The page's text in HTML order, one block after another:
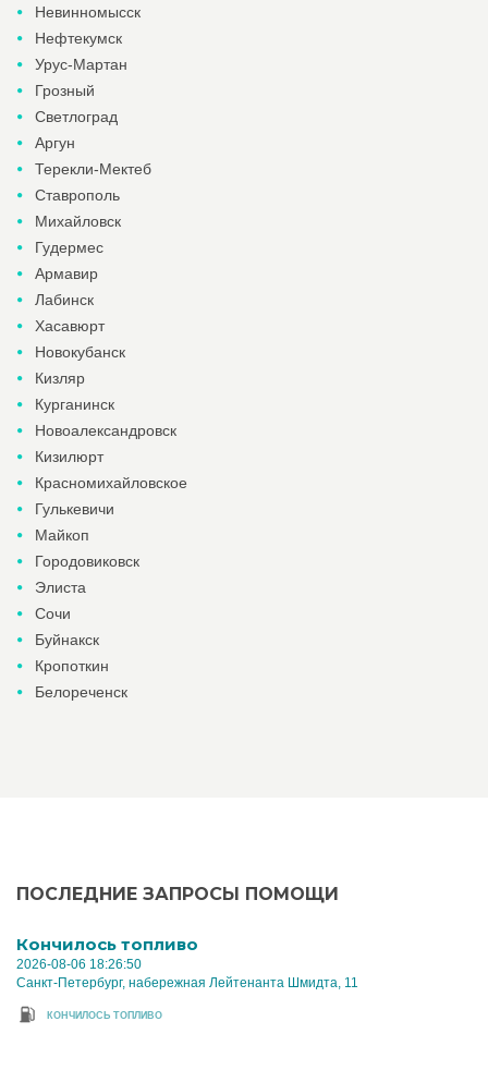
Невинномысск
Нефтекумск
Урус-Мартан
Грозный
Светлоград
Аргун
Терекли-Мектеб
Ставрополь
Михайловск
Гудермес
Армавир
Лабинск
Хасавюрт
Новокубанск
Кизляр
Курганинск
Новоалександровск
Кизилюрт
Красномихайловское
Гулькевичи
Майкоп
Городовиковск
Элиста
Сочи
Буйнакск
Кропоткин
Белореченск
ПОСЛЕДНИЕ ЗАПРОСЫ ПОМОЩИ
Кончилось топливо
2026-08-06 18:26:50
Санкт-Петербург, набережная Лейтенанта Шмидта, 11
КОНЧИЛОСЬ ТОПЛИВО